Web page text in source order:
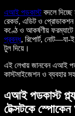
এআই পডকাস্টবদলে দিচ্ছে
রেকর্ড, এডিট ও প্রোডাকশন
কণ্ঠে ও আকর্ষণীয়
প্রবন্ধ, রিপোর্ট, নোট—যা-
টুল দিয়ে।
এই লেখায় জানবেন এআই
কাস্টমাইজেশন ও ব্যবহার
এআই পডকাস্ট
টেক্সটকে